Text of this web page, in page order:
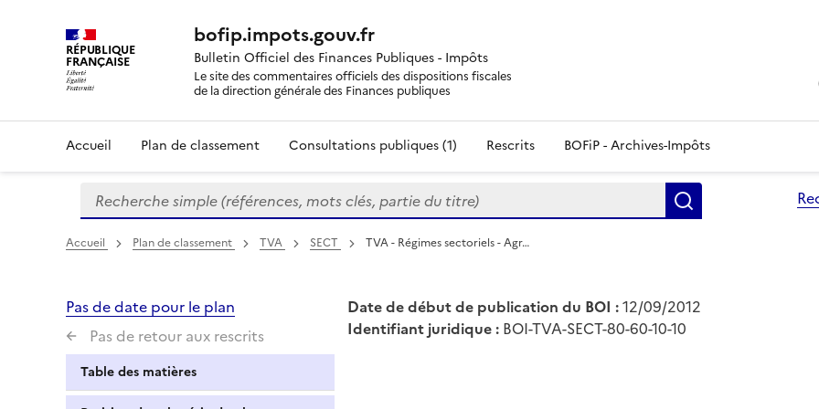
RÉPUBLIQUE
FRANÇAISE
bofip.impots.gouv.fr
Bulletin Officiel des Finances Publiques - Impôts
Le site des commentaires officiels des dispositions fiscales
de la direction générale des Finances publiques
Accueil Plan de classement Consultations publiques (1) Rescrits BOFiP - Archives-Impôts
Formulaire
de
recherche
Recherche simple (références, mots clés, partie du titre)
Accueil Plan de classement TVA SECT TVA - Régimes sectoriels - Agr…
Pas de date pour le plan
Pas de retour aux rescrits
Table des matières
Date de début de publication du BOI :12/09/2012
Identifiant juridique : BOI-TVA-SECT-80-60-10-10